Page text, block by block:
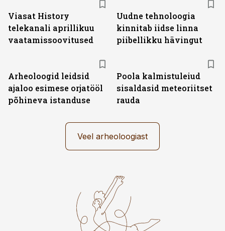
Viasat History
telekanali aprillikuu
vaatamissoovitused
Uudne tehnoloogia
kinnitab iidse linna
piibellikku hävingut
Arheoloogid leidsid
ajaloo esimese orjatööl
põhineva istanduse
Poola kalmistuleiud
sisaldasid meteoriitset
rauda
Veel arheoloogiast